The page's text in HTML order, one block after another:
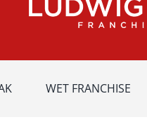
WET FRANCHISE